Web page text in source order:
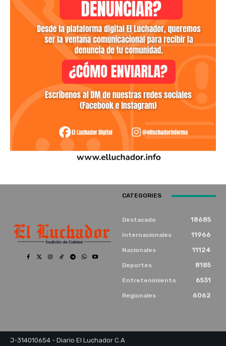
CATEGORIES
Destacado 18685
Internacionales 11966
Nacionales 11124
Deportes 8185
Entretenimiento 6531
Regionales 6062
J-314010654 - Diario El Luchador C.A